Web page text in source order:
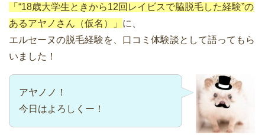
「“18歳大学生ときから12回レイビスで脇脱毛した経験”の
あるアヤノさん（仮名）」 に、
エルセーヌの脱毛経験を、口コミ体験談として語ってもら
いました！
アヤノノ！
今日はよろしくー！